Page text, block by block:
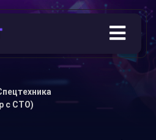
с СТО)